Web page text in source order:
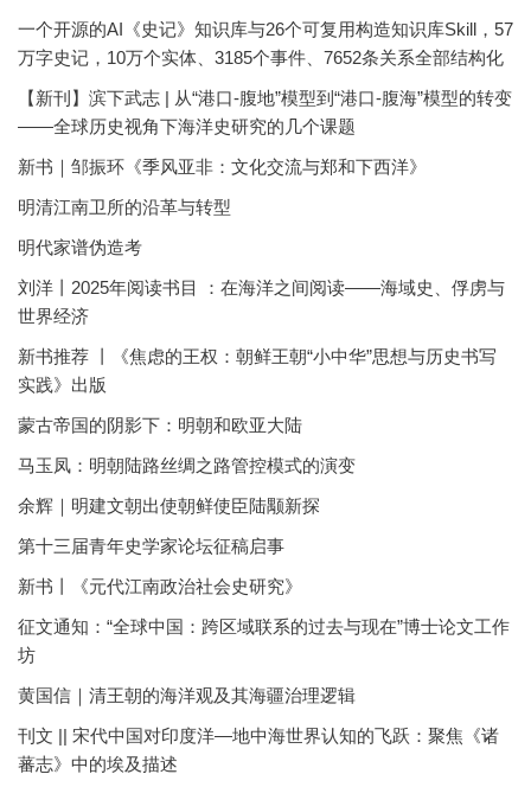
一个开源的AI《史记》知识库与26个可复用构造知识库Skill，57
万字史记，10万个实体、3185个事件、7652条关系全部结构化
【新刊】滨下武志 | 从“港口-腹地”模型到“港口-腹海”模型的转变
——全球历史视角下海洋史研究的几个课题
新书｜邹振环《季风亚非：文化交流与郑和下西洋》
明清江南卫所的沿革与转型
明代家谱伪造考
刘洋丨2025年阅读书目 ：在海洋之间阅读——海域史、俘虏与
世界经济
新书推荐 丨《焦虑的王权：朝鲜王朝“小中华”思想与历史书写
实践》出版
蒙古帝国的阴影下：明朝和欧亚大陆
马玉凤：明朝陆路丝绸之路管控模式的演变
余辉｜明建文朝出使朝鲜使臣陆颙新探
第十三届青年史学家论坛征稿启事
新书丨《元代江南政治社会史研究》
征文通知：“全球中国：跨区域联系的过去与现在”博士论文工作
坊
黄国信｜清王朝的海洋观及其海疆治理逻辑
刊文 || 宋代中国对印度洋—地中海世界认知的飞跃：聚焦《诸
蕃志》中的埃及描述